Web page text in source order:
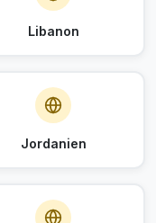
Libanon
Jordanien